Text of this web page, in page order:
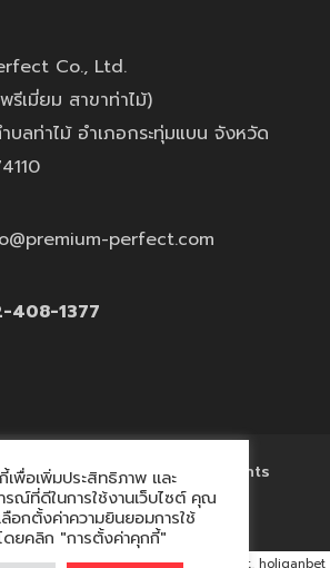
Co., Ltd.
รีเมี่ยม สาขาท่าไม้)
ลท่าไม้ อำเภอกระทุ่มแบน จังหวัด
perfect.com
408-1377
'โรงงานของพรีเมี่ยม' All Rights
Reserved.
กี้เพื่อเพิ่มประสิทธิภาพ และ
รณ์ที่ดีในการใช้งานเว็บไซต์ คุณ
ลือกตั้งค่าความยินยอมการใช้
ดยคลิก "การตั้งค่าคุกกี้"